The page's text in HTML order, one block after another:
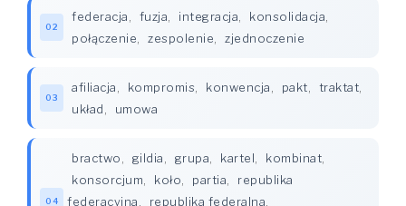
02
federacja, fuzja, integracja, konsolidacja,
połączenie, zespolenie, zjednoczenie
03
afiliacja, kompromis, konwencja, pakt, traktat,
układ, umowa
04
bractwo, gildia, grupa, kartel, kombinat,
konsorcjum, koło, partia,
republika
federacyjna, republika federalna,